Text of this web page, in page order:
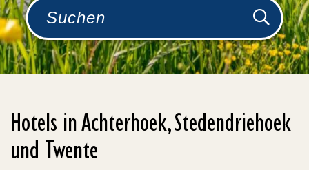
Hotels in Achterhoek, Stedendriehoek
und Twente